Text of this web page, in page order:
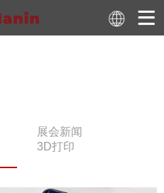
展会新闻
3D打印